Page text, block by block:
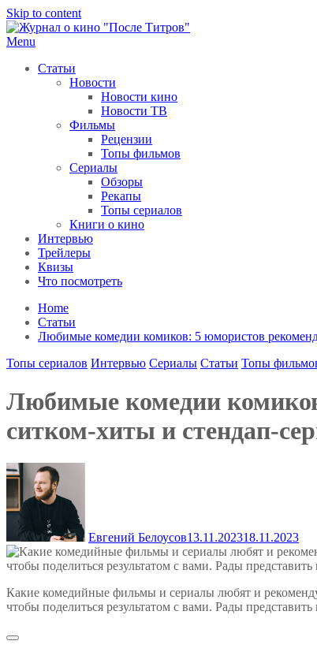
Skip to content
Menu
Статьи
Новости
Новости кино
Новости ТВ
Фильмы
Рецензии
Топы фильмов
Сериалы
Обзоры
Рекапы
Топы сериалов
Книги о кино
Интервью
Трейлеры
Квизы
Что посмотреть
Home
Статьи
Любимые комедии комиков: 5 юмористов
Топы сериалов Интервью Сериалы Статьи Топы
Любимые комедии
ситком-хиты и стендап-
Евгений Белоусов13.11.202318.11.2023
Какие комедийные фильмы и сериалы любят и
чтобы поделиться результатом с вами. Рады